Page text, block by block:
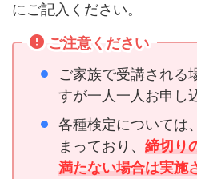
にご記入ください。
ご注意ください
ご家族で受講される
すが一人一人お申し
各種検定については
まっており、 締切り
満たない場合は実施